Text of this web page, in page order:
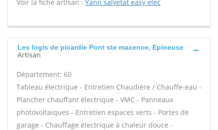
Voir la fiche artisan : Yann salvetat easy elec
Les logis de picardie Pont ste maxence, Epineuse
Artisan
Département: 60
Tableau électrique - Entretien Chaudière / Chauffe-eau -
Plancher chauffant électrique - VMC - Panneaux
photovoltaïques - Entretien espaces verts - Portes de
garage - Chauffage électrique à chaleur douce -